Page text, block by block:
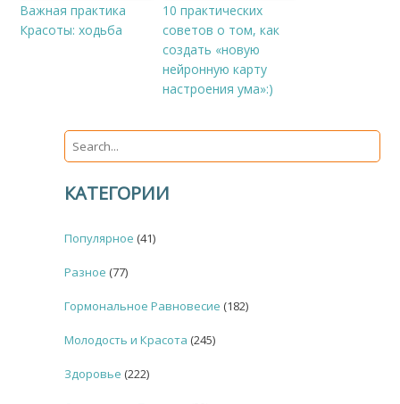
Важная практика
Красоты: ходьба
10 практических
советов о том, как
создать «новую
нейронную карту
настроения ума»:)
КАТЕГОРИИ
Популярное (41)
Разное (77)
Гормональное Равновесие (182)
Молодость и Красота (245)
Здоровье (222)